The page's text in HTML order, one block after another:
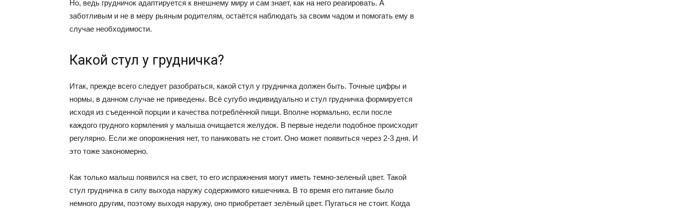
Но, ведь грудничок адаптируется к внешнему миру и сам знает, как на него реагировать. А
заботливым и не в меру рьяным родителям, остаётся наблюдать за своим чадом и помогать ему в
случае необходимости.
Какой стул у грудничка?
Итак, прежде всего следует разобраться, какой стул у грудничка должен быть. Точные цифры и
нормы, в данном случае не приведены. Всё сугубо индивидуально и стул грудничка формируется
исходя из съеденной порции и качества потреблённой пищи. Вполне нормально, если после
каждого грудного кормления у малыша очищается желудок. В первые недели подобное происходит
регулярно. Если же опорожнения нет, то паниковать не стоит. Оно может появиться через 2-3 дня. И
это тоже закономерно.
Как только малыш появился на свет, то его испражнения могут иметь темно-зеленый цвет. Такой
стул грудничка в силу выхода наружу содержимого кишечника. В то время его питание было
немного другим, поэтому выходя наружу, оно приобретает зелёный цвет. Пугаться не стоит. Когда